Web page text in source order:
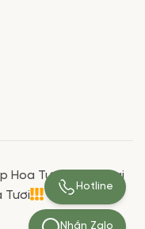
Hoa Tươi Giá Rẻ tại
Tươi
Nhắn Zalo
Hotline